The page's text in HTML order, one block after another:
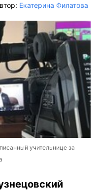
Екатерина Филатова
учительнице за